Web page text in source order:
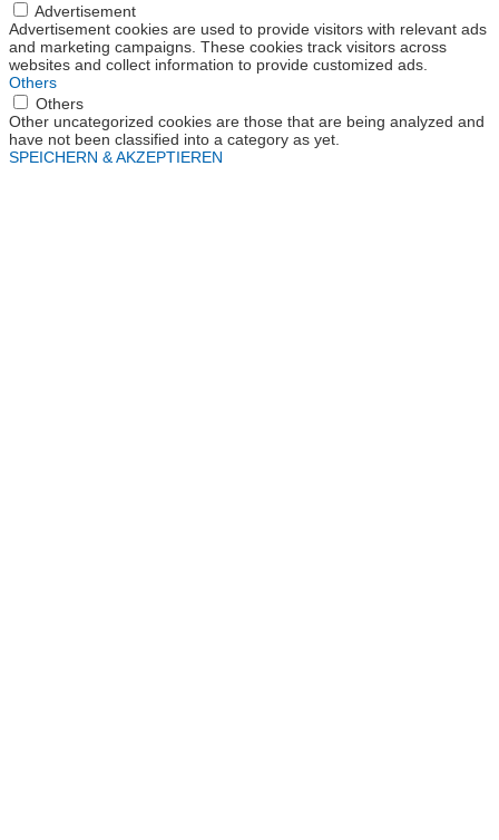
Advertisement
Advertisement cookies are used to provide visitors with relevant ads
and marketing campaigns. These cookies track visitors across
websites and collect information to provide customized ads.
Others
Others
Other uncategorized cookies are those that are being analyzed and
have not been classified into a category as yet.
SPEICHERN & AKZEPTIEREN